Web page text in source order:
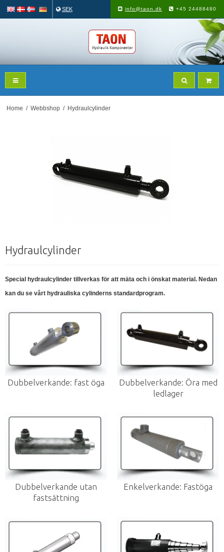
SEK info@taon.dk +45 24488480
Home / Webbshop / Hydraulcylinder
Hydraulcylinder
Special hydraulcylinder tillverkas för att mäta och i önskat material. Nedan
kan du se vårt hydrauliska cylinderns standardprogram.
Dubbelverkande: fast öga
Dubbelverkande: Öra med
ledlager
Dubbelverkande utan
fastsättning
Enkelverkande: Fastöga